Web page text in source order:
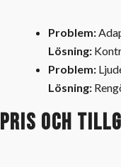
Problem:
Lösning:
Problem:
Lösning:
Pris och